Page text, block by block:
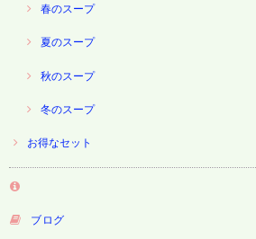
春のスープ
夏のスープ
秋のスープ
冬のスープ
お得なセット
ブログ